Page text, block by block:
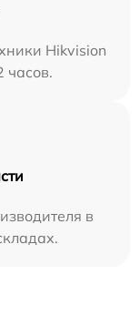
Hikvision
часов.
в